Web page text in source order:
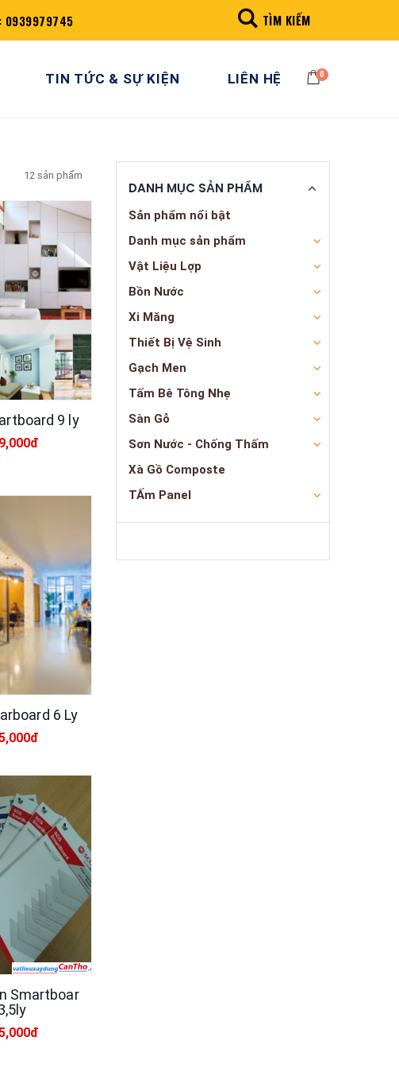
0939979745 TÌM KIẾM
TIN TỨC & SỰ KIỆN LIÊN HỆ 0
12 sản phẩm
9 ly
6 Ly
Smartboar
DANH MỤC SẢN PHẨM
Sản phẩm nổi bật
Danh mục sản phẩm
Vật Liệu Lợp
Bồn Nước
Xi Măng
Thiết Bị Vệ Sinh
Gạch Men
Tấm Bê Tông Nhẹ
Sàn Gỗ
Sơn Nước - Chống Thấm
Xà Gồ Composte
TẤm Panel